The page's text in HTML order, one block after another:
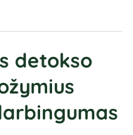
detokso